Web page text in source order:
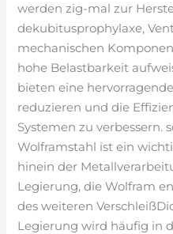
werden zig-mal zur
dekubitusprophylaxe,
mechanischen
hohe Belastbarkeit
bieten eine
reduzieren und die
Systemen zu verbessern.
Wolframstahl ist ein
hinein der
Legierung, die Wolfram
des weiteren
Legierung wird häufig in